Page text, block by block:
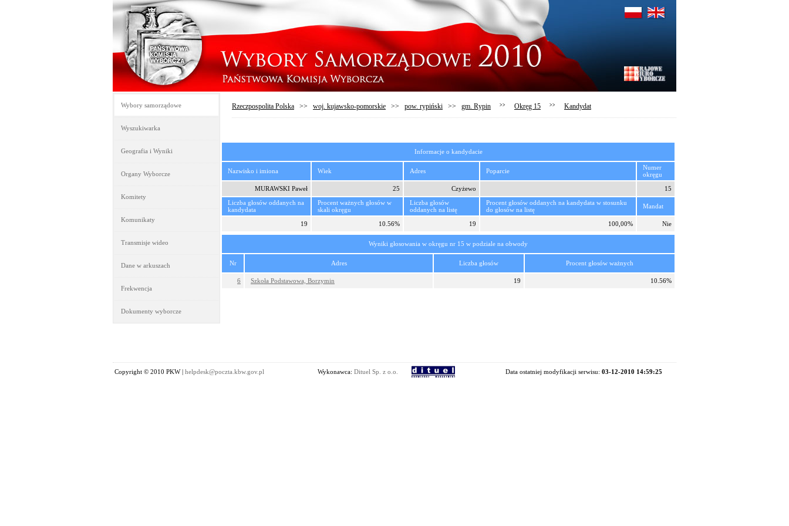
Wybory samorządowe
Wyszukiwarka
Geografia i Wyniki
Organy Wyborcze
Komitety
Komunikaty
Transmisje wideo
Dane w arkuszach
Frekwencja
Dokumenty wyborcze
Rzeczpospolita Polska >> woj. kujawsko-pomorskie >> pow. rypiński >> gm. Rypin >> Okręg 15 >> Kandydat
Informacje o kandydacie
Nazwisko i imiona Wiek Adres Poparcie
Numer
okręgu
MURAWSKI Paweł
25 Czyżewo
15
Liczba głosów oddanych na
kandydata
Procent ważnych głosów w
skali okręgu
Liczba głosów
oddanych na listę
Procent głosów oddanych na kandydata w stosunku
do głosów na listę
Mandat
19 10.56% 19 100,00% Nie
Wyniki głosowania w okręgu nr 15 w podziale na obwody
Nr Adres Liczba głosów Procent głosów ważnych
6 Szkoła Podstawowa, Borzymin 19 10.56%
Copyright © 2010 PKW | helpdesk@poczta.kbw.gov.pl Wykonawca: Dituel Sp. z o.o. Data ostatniej modyfikacji serwisu: 03-12-2010 14:59:25